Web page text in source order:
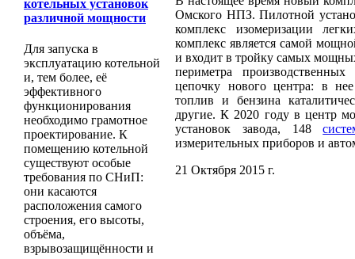
котельных установок
различной мощности
Для запуска в
эксплуатацию котельной
и, тем более, её
эффективного
функционирования
необходимо грамотное
проектирование. К
помещению котельной
существуют особые
требования по СНиП:
они касаются
расположения самого
строения, его высоты,
объёма,
взрывозащищённости и
Омского НПЗ. Пилотной
комплекс изомеризации
комплекс является самой
и входит в тройку самых
периметра
цепочку нового центра: в
топлив и бензина
другие. К 2020 году в центр
установок завода, 148
измерительных приборов и
21 Октября 2015 г.